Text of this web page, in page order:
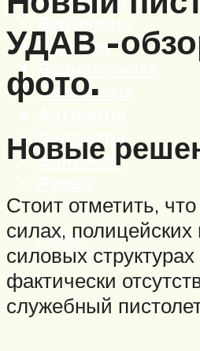
Корабли
Бронетехника
Пистолеты
Пулеметы
Винтовки
Меню
УДАВ -
фото.
Новые
Стоит отметить,
силах, полицейских
силовых
фактически
служебный